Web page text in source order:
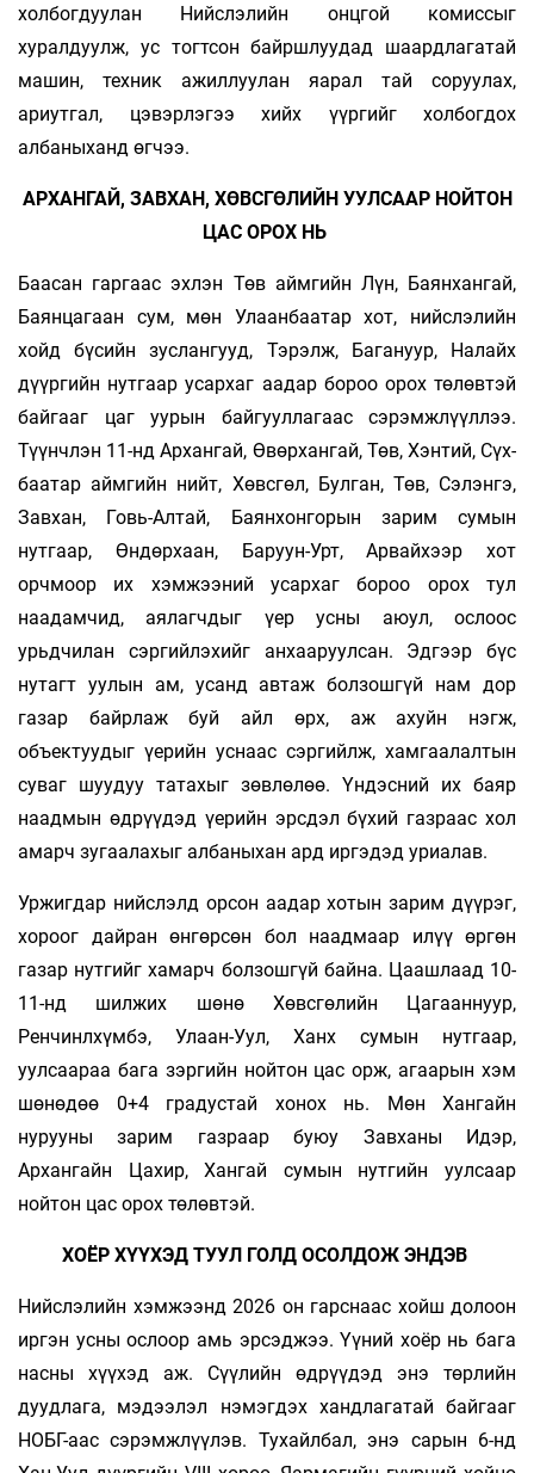
холбогдуулан Нийслэлийн онцгой комиссыг
хуралдуулж, ус тогтсон байршлуудад шаард­лагатай
машин, техник ажиллуулан яарал­­ тай соруулах,
ариутгал, цэвэрлэгээ хийх үүр­гийг хол­бог­дох
албаныханд өгчээ.
АРХАНГАЙ, ЗАВХАН, ХӨВСГӨЛИЙН УУЛСААР НОЙТОН
ЦАС ОРОХ НЬ
Баасан гаргаас эхлэн Төв аймгийн Лүн, Баянхангай,
Баянцагаан сум, мөн Улаанбаатар хот, нийслэлийн
хойд бүсийн зуслангууд, Тэрэлж, Багануур, Налайх
дүүр­гийн нутгаар усархаг аадар бороо орох тө­лөв­тэй
байгааг цаг уурын байгууллагаас сэрэмжлүүллээ.
Түүнчлэн 11-нд Архангай, Өвөр­хангай, Төв, Хэнтий, Сүх­
баатар аймгийн нийт, Хөвсгөл, Булган, Төв, Сэ­лэнгэ,
Завхан, Говь-Алтай, Баянхонгорын зарим сумын
нутгаар, Өндөрхаан, Баруун-Урт, Ар­вайхээр хот
орчмоор их хэмжээний усархаг бороо орох тул
наадамчид, аялагчдыг үер усны аюул, ослоос
урьдчилан сэргийлэхийг анхаа­руул­сан. Эдгээр бүс
нутагт уулын ам, усанд автаж болзошгүй нам дор
газар байрлаж буй айл өрх, аж ахуйн нэгж,
объектуудыг үерийн уснаас сэргийлж, хамгаалалтын
суваг шуудуу татахыг зөвлөлөө. Үн­дэсний их баяр
наадмын өд­рүүдэд үерийн эрсдэл бүхий газраас хол
амарч зугаалахыг ал­ба­ныхан ард иргэдэд уриалав.
Уржигдар нийслэлд орсон аадар хотын зарим дүүрэг,
хороог дайран өнгөрсөн бол наадмаар илүү өргөн
газар нутгийг хамарч бол­зош­гүй байна. Цаашлаад 10-
11-нд шилжих шөнө Хөвс­гө­лийн Цагааннуур,
Ренчинлхүмбэ, Улаан-Уул, Ханх сумын нутгаар,
уулсаараа бага зэргийн нойтон цас орж, агаарын хэм
шөнөдөө 0+4 гра­дус­тай хонох нь. Мөн Хангайн
нурууны зарим газ­раар буюу Завханы Идэр,
Архангайн Цахир, Хан­гай су­мын нутгийн уулсаар
нойтон цас орох төлөв­тэй.
ХОЁР ХҮҮХЭД ТУУЛ ГОЛД ОСОЛДОЖ ЭНДЭВ
Нийслэлийн хэмжээнд 2026 он гарснаас хойш долоон
иргэн усны ослоор амь эрсэджээ. Үүний хоёр нь бага
насны хүүхэд аж. Сүүлийн өдрүүдэд энэ төрлийн
дуудлага, мэдээлэл нэмэгдэх хандлагатай байгааг
НОБГ-аас сэрэмжлүүлэв. Тухайл­бал, энэ сарын 6-нд